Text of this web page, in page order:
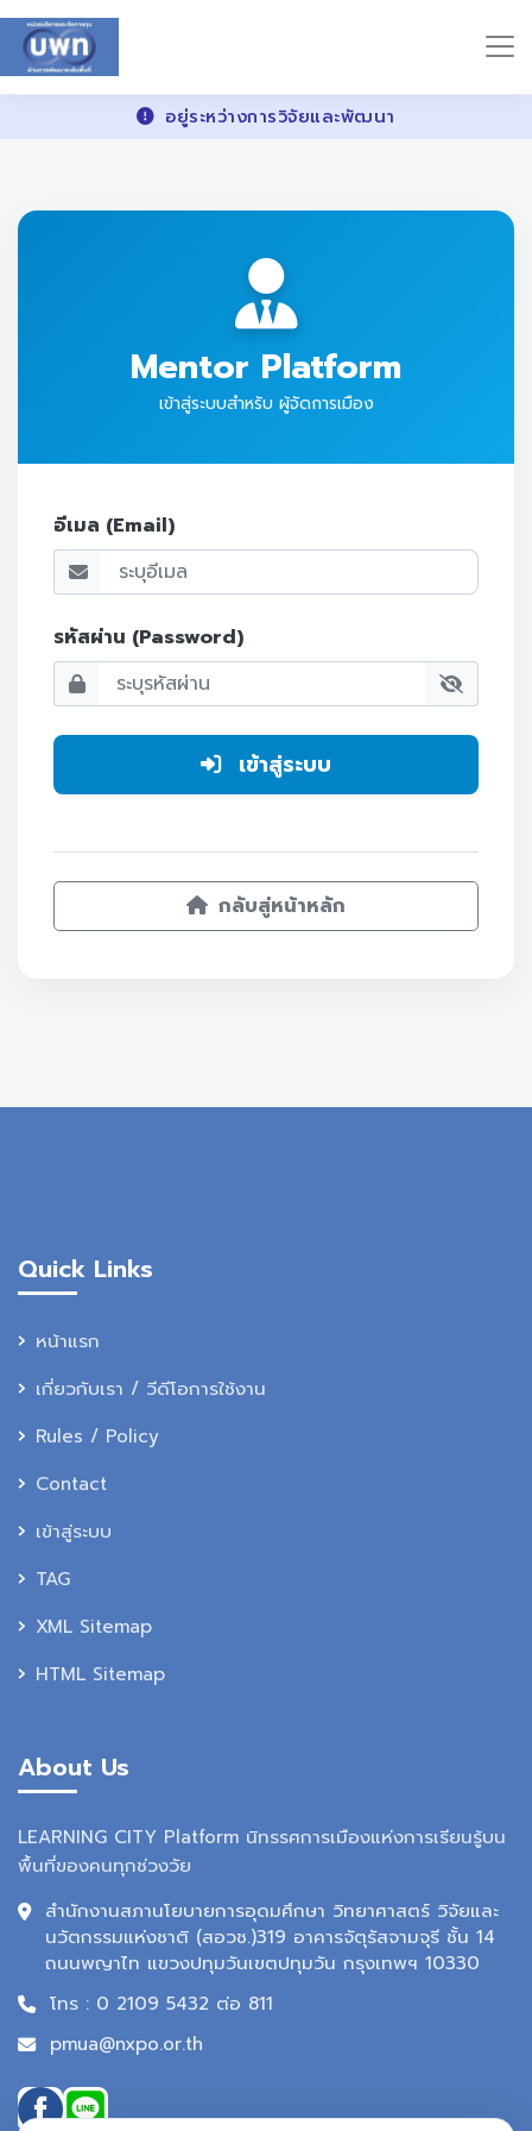
อยู่ระหว่างการวิจัยและพัฒนา
Mentor Platform
เข้าสู่ระบบสำหรับ ผู้จัดการเมือง
อีเมล (Email)
รหัสผ่าน (Password)
เข้าสู่ระบบ
กลับสู่หน้าหลัก
Quick Links
หน้าแรก
เกี่ยวกับเรา / วีดีโอการใช้งาน
Rules / Policy
Contact
เข้าสู่ระบบ
TAG
XML Sitemap
HTML Sitemap
About Us
LEARNING CITY Platform นิทรรศการเมืองแห่งการเรียนรู้บน
พื้นที่ของคนทุกช่วงวัย
สำนักงานสภานโยบายการอุดมศึกษา วิทยาศาสตร์ วิจัยและ
นวัตกรรมแห่งชาติ (สอวช.)319 อาคารจัตุรัสจามจุรี ชั้น 14
ถนนพญาไท แขวงปทุมวันเขตปทุมวัน กรุงเทพฯ 10330
โทร : 0 2109 5432 ต่อ 811
pmua@nxpo.or.th